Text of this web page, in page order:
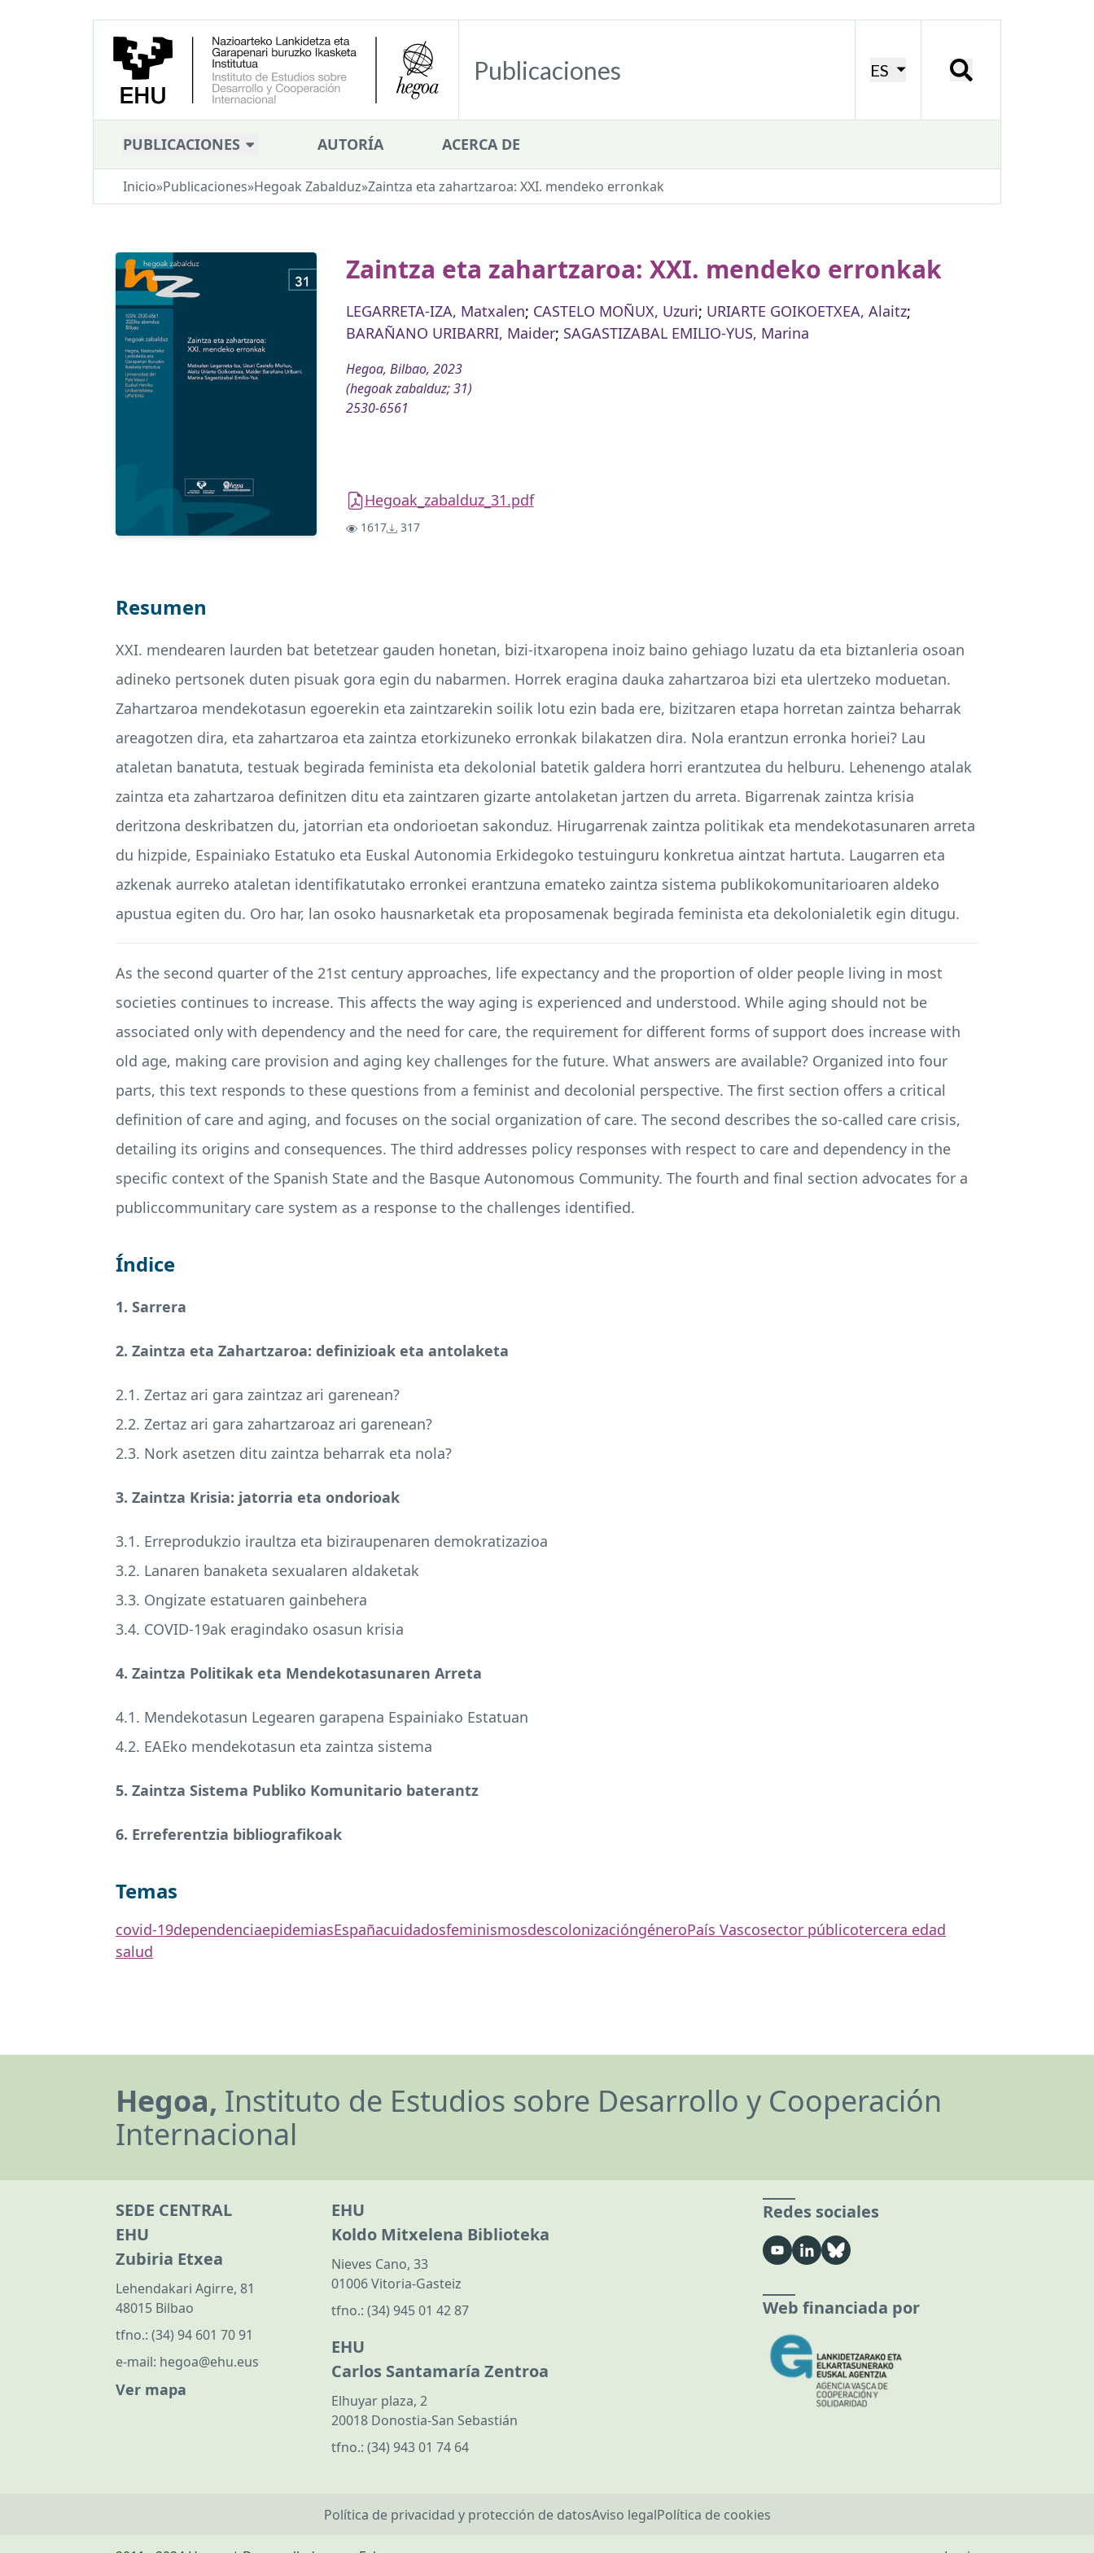
Publicaciones ES
PUBLICACIONES AUTORÍA ACERCA DE
Inicio»Publicaciones»Hegoak Zabalduz»Zaintza eta zahartzaroa: XXI. mendeko erronkak
Zaintza eta zahartzaroa: XXI. mendeko erronkak
LEGARRETA-IZA, Matxalen; CASTELO MOÑUX, Uzuri; URIARTE GOIKOETXEA, Alaitz;
BARAÑANO URIBARRI, Maider; SAGASTIZABAL EMILIO-YUS, Marina
Hegoa, Bilbao, 2023
(hegoak zabalduz; 31)
2530-6561
Hegoak_zabalduz_31.pdf
1617 317
Resumen
XXI. mendearen laurden bat betetzear gauden honetan, bizi-itxaropena inoiz baino gehiago luzatu da eta biztanleria osoan
adineko pertsonek duten pisuak gora egin du nabarmen. Horrek eragina dauka zahartzaroa bizi eta ulertzeko moduetan.
Zahartzaroa mendekotasun egoerekin eta zaintzarekin soilik lotu ezin bada ere, bizitzaren etapa horretan zaintza beharrak
areagotzen dira, eta zahartzaroa eta zaintza etorkizuneko erronkak bilakatzen dira. Nola erantzun erronka horiei? Lau
ataletan banatuta, testuak begirada feminista eta dekolonial batetik galdera horri erantzutea du helburu. Lehenengo atalak
zaintza eta zahartzaroa definitzen ditu eta zaintzaren gizarte antolaketan jartzen du arreta. Bigarrenak zaintza krisia
deritzona deskribatzen du, jatorrian eta ondorioetan sakonduz. Hirugarrenak zaintza politikak eta mendekotasunaren arreta
du hizpide, Espainiako Estatuko eta Euskal Autonomia Erkidegoko testuinguru konkretua aintzat hartuta. Laugarren eta
azkenak aurreko ataletan identifikatutako erronkei erantzuna emateko zaintza sistema publikokomunitarioaren aldeko
apustua egiten du. Oro har, lan osoko hausnarketak eta proposamenak begirada feminista eta dekolonialetik egin ditugu.
As the second quarter of the 21st century approaches, life expectancy and the proportion of older people living in most
societies continues to increase. This affects the way aging is experienced and understood. While aging should not be
associated only with dependency and the need for care, the requirement for different forms of support does increase with
old age, making care provision and aging key challenges for the future. What answers are available? Organized into four
parts, this text responds to these questions from a feminist and decolonial perspective. The first section offers a critical
definition of care and aging, and focuses on the social organization of care. The second describes the so-called care crisis,
detailing its origins and consequences. The third addresses policy responses with respect to care and dependency in the
specific context of the Spanish State and the Basque Autonomous Community. The fourth and final section advocates for a
publiccommunitary care system as a response to the challenges identified.
Índice
1. Sarrera
2. Zaintza eta Zahartzaroa: definizioak eta antolaketa
2.1. Zertaz ari gara zaintzaz ari garenean?
2.2. Zertaz ari gara zahartzaroaz ari garenean?
2.3. Nork asetzen ditu zaintza beharrak eta nola?
3. Zaintza Krisia: jatorria eta ondorioak
3.1. Erreprodukzio iraultza eta biziraupenaren demokratizazioa
3.2. Lanaren banaketa sexualaren aldaketak
3.3. Ongizate estatuaren gainbehera
3.4. COVID-19ak eragindako osasun krisia
4. Zaintza Politikak eta Mendekotasunaren Arreta
4.1. Mendekotasun Legearen garapena Espainiako Estatuan
4.2. EAEko mendekotasun eta zaintza sistema
5. Zaintza Sistema Publiko Komunitario baterantz
6. Erreferentzia bibliografikoak
Temas
covid-19dependenciaepidemiasEspañacuidadosfeminismosdescolonizacióngéneroPaís Vascosector públicotercera edad
salud
Hegoa, Instituto de Estudios sobre Desarrollo y Cooperación
Internacional
SEDE CENTRAL
EHU
Zubiria Etxea
Lehendakari Agirre, 81
48015 Bilbao
tfno.: (34) 94 601 70 91
e-mail: hegoa@ehu.eus
Ver mapa
EHU
Koldo Mitxelena Biblioteka
Nieves Cano, 33
01006 Vitoria-Gasteiz
tfno.: (34) 945 01 42 87
EHU
Carlos Santamaría Zentroa
Elhuyar plaza, 2
20018 Donostia-San Sebastián
tfno.: (34) 943 01 74 64
Redes sociales
Web financiada por
Política de privacidad y protección de datosAviso legalPolítica de cookies